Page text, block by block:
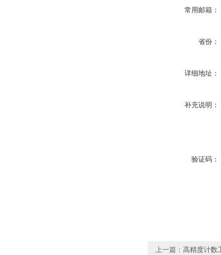
常用邮箱：
省份：
详细地址：
补充说明：
验证码：
上一篇： 高精度计数